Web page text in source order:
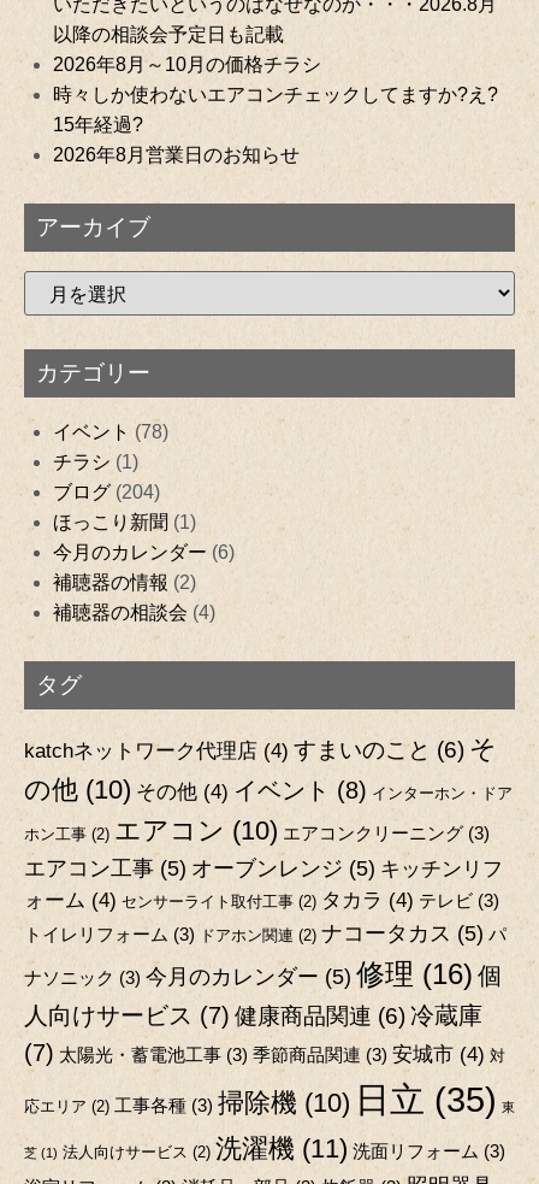
いただきたいというのはなぜなのか・・・2026.8月
以降の相談会予定日も記載
2026年8月～10月の価格チラシ
時々しか使わないエアコンチェックしてますか?え?
15年経過?
2026年8月営業日のお知らせ
アーカイブ
カテゴリー
イベント (78)
チラシ (1)
ブログ (204)
ほっこり新聞 (1)
今月のカレンダー (6)
補聴器の情報 (2)
補聴器の相談会 (4)
タグ
katchネットワーク代理店 (4) すまいのこと (6) そ
の他 (10) その他 (4) イベント (8) インターホン・ドア
ホン工事 (2) エアコン (10) エアコンクリーニング(3)
エアコン工事 (5) オーブンレンジ (5) キッチンリフ
ォーム (4) センサーライト取付工事 (2) タカラ (4) テレビ (3)
トイレリフォーム (3) ドアホン関連 (2) ナコータカス (5) パ
ナソニック (3) 今月のカレンダー (5) 修理 (16) 個
人向けサービス (7) 健康商品関連 (6)冷蔵庫
(7) 太陽光・蓄電池工事 (3) 季節商品関連 (3) 安城市 (4) 対
応エリア (2) 工事各種 (3) 掃除機 (10) 日立 (35) 東
芝 (1) 法人向けサービス (2) 洗濯機 (11) 洗面リフォーム (3)